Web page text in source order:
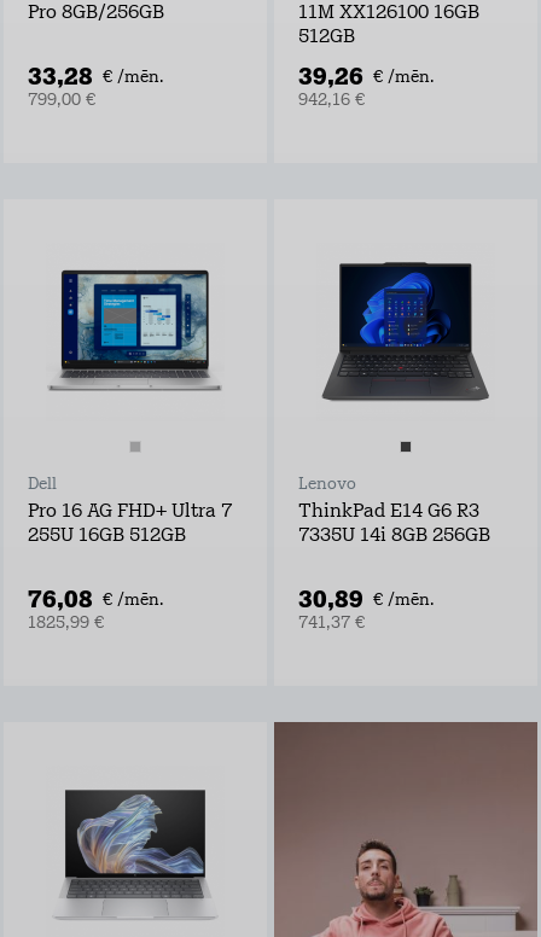
Pro 8GB/256GB
33,28 € /mēn.
799,00 €
11M XX126100 16GB
512GB
39,26 € /mēn.
942,16 €
Dell
Pro 16 AG FHD+ Ultra 7
255U 16GB 512GB
76,08 € /mēn.
1825,99 €
Lenovo
ThinkPad E14 G6 R3
7335U 14i 8GB 256GB
30,89 € /mēn.
741,37 €
Negaidi pārraides
televīzijā, izrādes
laiks var sākties
tūlīt ar Go3 TV!
Go3 piedāvājumā: